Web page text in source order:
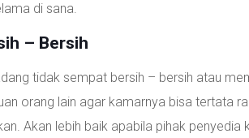
di sana.
– Bersih
tidak sempat bersih – bersih atau
orang lain agar kamarnya bisa tertata
Akan lebih baik apabila pihak penyedia